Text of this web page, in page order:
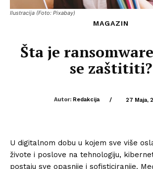
Ilustracija (Foto: Pixabay)
MAGAZIN
Šta je
se zaštititi?
Autor: Redakcija / 27 Maja,
U digitalnom dobu u kojem sve više
živote i poslove na tehnologiju,
postaju sve opasnije i sofisticiranije.